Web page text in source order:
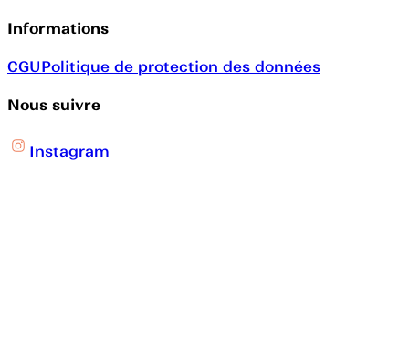
Informations
CGUPolitique de protection des données
Nous suivre
Instagram